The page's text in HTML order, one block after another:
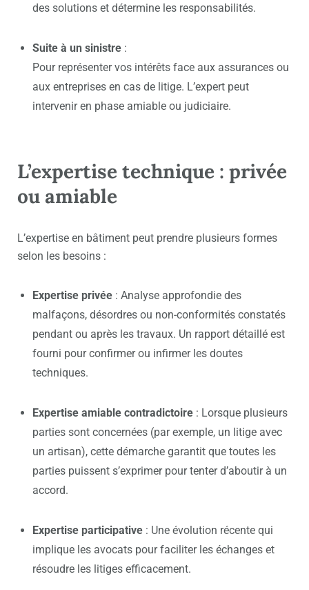
des solutions et détermine les responsabilités.
Suite à un sinistre :
Pour représenter vos intérêts face aux assurances ou
aux entreprises en cas de litige. L’expert peut
intervenir en phase amiable ou judiciaire.
L’expertise technique : privée
ou amiable
L’expertise en bâtiment peut prendre plusieurs formes
selon les besoins :
Expertise privée : Analyse approfondie des
malfaçons, désordres ou non-conformités constatés
pendant ou après les travaux. Un rapport détaillé est
fourni pour confirmer ou infirmer les doutes
techniques.
Expertise amiable contradictoire : Lorsque plusieurs
parties sont concernées (par exemple, un litige avec
un artisan), cette démarche garantit que toutes les
parties puissent s’exprimer pour tenter d’aboutir à un
accord.
Expertise participative : Une évolution récente qui
implique les avocats pour faciliter les échanges et
résoudre les litiges efficacement.